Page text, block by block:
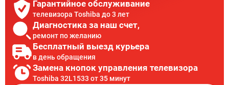
Гарантийное обслуживание
телевизора Toshiba до 3 лет
Диагностика за наш счет,
ремонт по желанию
Бесплатный выезд курьера
в день обращения
Замена кнопок управления телевизора
Toshiba 32L1533 от 35 минут